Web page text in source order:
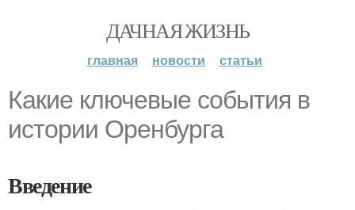
ДАЧНАЯ ЖИЗНЬ
главная новости статьи
Какие ключевые события в
истории Оренбурга
Введение